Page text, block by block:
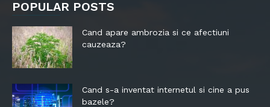
POPULAR POSTS
Cand apare ambrozia si ce afectiuni
cauzeaza?
Cand s-a inventat internetul si cine a pus
bazele?